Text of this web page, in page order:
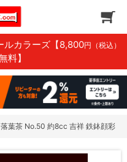
ルカラーズ 【8,800円（税込）
料】
落葉茶 No.50 約8cc 吉祥 鉄鉢顔彩